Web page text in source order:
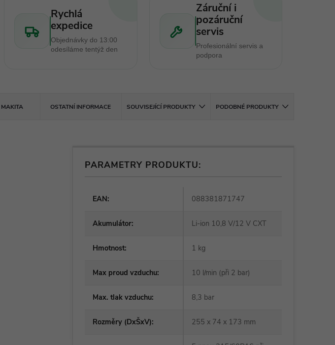
Rychlá
expedice
Objednávky do 13:00
odesíláme tentýž den
Záruční i
pozáruční
servis
Profesionální servis a
podpora
MAKITA OSTATNÍ INFORMACE SOUVISEJÍCÍ PRODUKTY PODOBNÉ PRODUKTY
PARAMETRY PRODUKTU:
EAN: 088381871747
Akumulátor: Li-ion 10,8 V/12 V CXT
Hmotnost: 1 kg
Max proud vzduchu: 10 l/min (při 2 bar)
Max. tlak vzduchu: 8,3 bar
Rozměry (DxŠxV): 255 x 74 x 173 mm